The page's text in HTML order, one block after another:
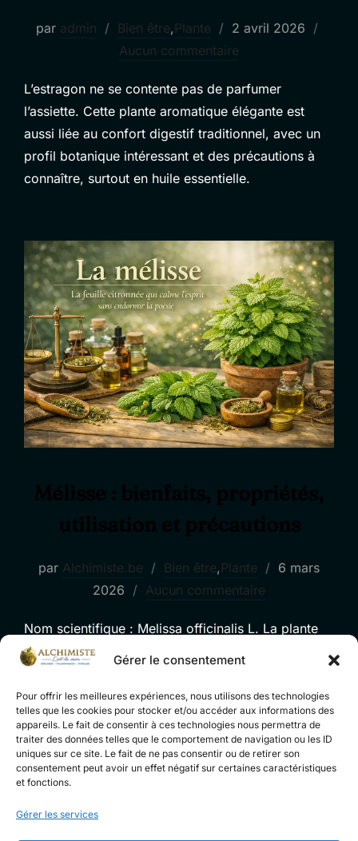
Gérer le consentement
Pour offrir les meilleures expériences, nous utilisons des technologies
telles que les cookies pour stocker et/ou accéder aux informations des
appareils. Le fait de consentir à ces technologies nous permettra de
traiter des données telles que le comportement de navigation ou les ID
uniques sur ce site. Le fait de ne pas consentir ou de retirer son
consentement peut avoir un effet négatif sur certaines caractéristiques
et fonctions.
Gérer les services
par admin Bien être, Plante
Publié
le
2 avril 2026
Aucun commentaire
L’estragon ne se contente pas de parfumer
l’assiette. Cette plante aromatique élégante est
aussi liée au confort digestif traditionnel, avec un
profil botanique intéressant et des précautions à
connaître, surtout en huile essentielle.
par Alchimiste.be Bien être, Plante
Publié
6 mars
2026
Aucun commentaire
Nom scientifique : Melissa officinalis L. La plante
citronnée qui calme le jeu… sans faire tout un
tambours, promesses et grande cape verte. Et puis
il y a la mélisse. Plus discrète, plus souple, presque
polie. Avec son parfum citronné et ses feuilles
tendres, elle accompagne …